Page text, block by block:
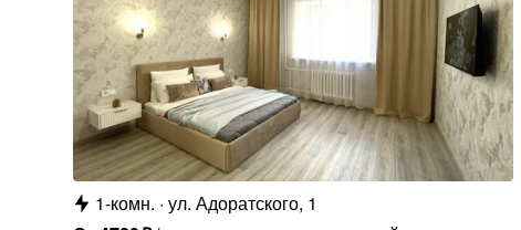
1-комн. ул. Адоратского, 1